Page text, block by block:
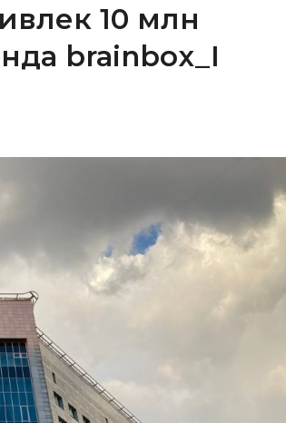
10 млн
brainbox_I